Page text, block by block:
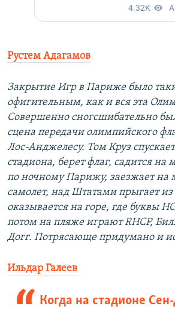
Рустем Адагамов
Закрытие Игр в Париже было
офигительным, как и вся эта
Совершенно сногсшибательно
сцена передачи олимпийского
Лос-Анджелесу. Том Круз
стадиона, берет флаг, садится на
по ночному Парижу, заезжает на
самолет, над Штатами прыгает из
оказывается на горе, где буквы
потом на пляже играют RHCP,
Догг. Потрясающе придумано и
Ильдар Галеев
Когда на стадионе